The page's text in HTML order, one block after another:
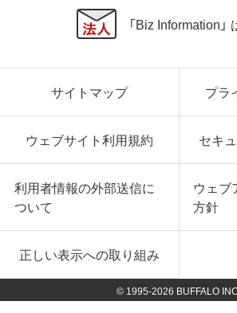
「Biz Information」
サイトマップ プラ
ウェブサイト利用規約 セキ
利用者情報の外部送信に
ついて
ウェブ
方針
正しい表示への取り組み
© 1995-2026 BUFFALO